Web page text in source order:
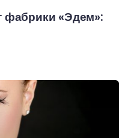
«Эдем»: